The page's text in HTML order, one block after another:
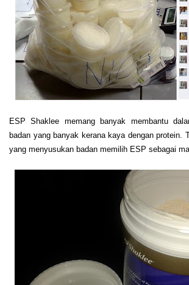
ESP Shaklee memang banyak membantu
badan yang banyak kerana kaya dengan protein.
yang menyusukan badan memilih ESP sebagai